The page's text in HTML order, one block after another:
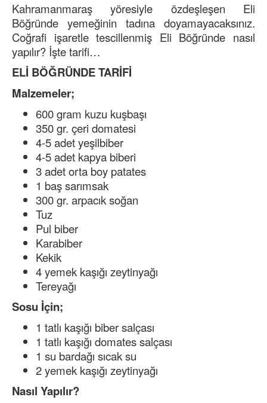
Kahramanmaraş yöresiyle özdeşleşen Eli
Böğründe yemeğinin tadına doyamayacaksınız.
Coğrafi işaretle tescillenmiş Eli Böğründe nasıl
yapılır? İşte tarifi…
ELİ BÖĞRÜNDE TARİFİ
Malzemeler;
600 gram kuzu kuşbaşı
350 gr. çeri domatesi
4-5 adet yeşilbiber
4-5 adet kapya biberi
3 adet orta boy patates
1 baş sarımsak
300 gr. arpacık soğan
Tuz
Pul biber
Karabiber
Kekik
4 yemek kaşığı zeytinyağı
Tereyağı
Sosu İçin;
1 tatlı kaşığı biber salçası
1 tatlı kaşığı domates salçası
1 su bardağı sıcak su
2 yemek kaşığı zeytinyağı
Nasıl Yapılır?